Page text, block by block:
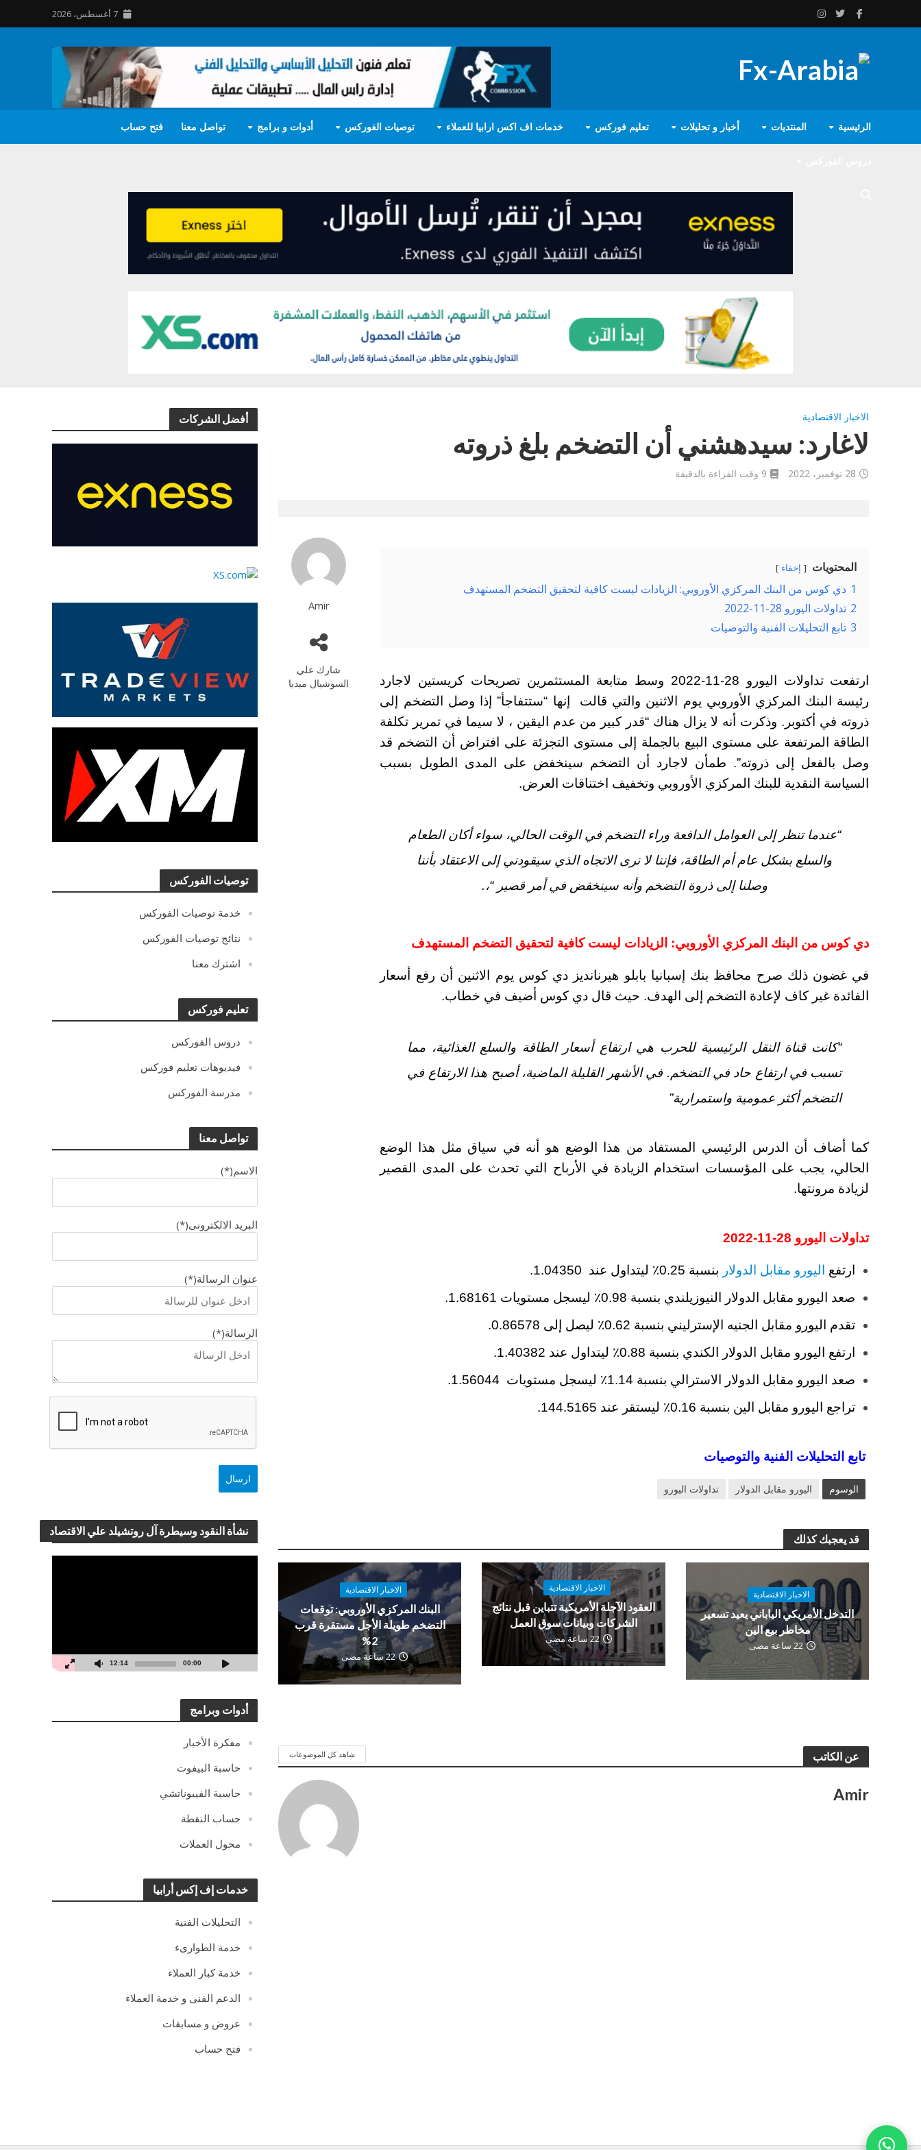
7 أغسطس، 2026
الرئيسية المنتديات أخبار و تحليلات تعليم فوركس خدمات اف اكس ارابيا للعملاء توصيات الفوركس أدوات و برامج تواصل معنا فتح حساب
أفضل الشركات
توصيات الفوركس
خدمة توصيات الفوركس
نتائج توصيات الفوركس
اشترك معنا
تعليم فوركس
دروس الفوركس
فيديوهات تعليم فوركس
مدرسة الفوركس
تواصل معنا
الاسم(*)
البريد الالكترونى(*)
عنوان الرسالة(*)
الرسالة(*)
نشأة النقود وسيطرة آل روتشيلد علي الاقتصاد
00:00
12:14
أدوات وبرامج
مفكرة الأخبار
حاسبة البيفوت
حاسبة الفيبوناتشي
حساب النقطة
محول العملات
خدمات إف إكس أرابيا
التحليلات الفنية
خدمة الطوارىء
خدمة كبار العملاء
الدعم الفنى و خدمة العملاء
عروض و مسابقات
فتح حساب
الاخبار الاقتصادية
لاغارد: سيدهشني أن التضخم بلغ ذروته
28 نوفمبر، 2022 9 وقت القراءة بالدقيقة
Amir
شارك علي
السوشيال ميديا
المحتويات إخفاء
1 دي كوس من البنك المركزي الأوروبي: الزيادات ليست كافية لتحقيق التضخم المستهدف
2 تداولات اليورو 28-11-2022
3 تابع التحليلات الفنية والتوصيات
ارتفعت تداولات اليورو 28-11-2022 وسط متابعة المستثمرين تصريحات كريستين لاجارد
رئيسة البنك المركزي الأوروبي يوم الاثنين والتي قالت إنها “ستتفاجأ” إذا وصل التضخم إلى
ذروته في أكتوبر. وذكرت أنه لا يزال هناك “قدر كبير من عدم اليقين ، لا سيما في تمرير تكلفة
الطاقة المرتفعة على مستوى البيع بالجملة إلى مستوى التجزئة على افتراض أن التضخم قد
وصل بالفعل إلى ذروته”. طمأن لاجارد أن التضخم سينخفض على المدى الطويل بسبب
السياسة النقدية للبنك المركزي الأوروبي وتخفيف اختناقات العرض.
“عندما تنظر إلى العوامل الدافعة وراء التضخم في الوقت الحالي، سواء أكان الطعام
والسلع بشكل عام أم الطاقة، فإننا لا نرى الاتجاه الذي سيقودني إلى الاعتقاد بأننا
وصلنا إلى ذروة التضخم وأنه سينخفض في أمر قصير “،.
دي كوس من البنك المركزي الأوروبي: الزيادات ليست كافية لتحقيق التضخم المستهدف
في غضون ذلك صرح محافظ بنك إسبانيا بابلو هيرنانديز دي كوس يوم الاثنين أن رفع أسعار
الفائدة غير كاف لإعادة التضخم إلى الهدف. حيث قال دي كوس أضيف في خطاب.
“كانت قناة النقل الرئيسية للحرب هي ارتفاع أسعار الطاقة والسلع الغذائية، مما
تسبب في ارتفاع حاد في التضخم. في الأشهر القليلة الماضية، أصبح هذا الارتفاع في
التضخم أكثر عمومية واستمرارية”
كما أضاف أن الدرس الرئيسي المستفاد من هذا الوضع هو أنه في سياق مثل هذا الوضع
الحالي، يجب على المؤسسات استخدام الزيادة في الأرباح التي تحدث على المدى القصير
لزيادة مرونتها.
تداولات اليورو 28-11-2022
ارتفع اليورو مقابل الدولار بنسبة 0.25٪ ليتداول عند 1.04350.
صعد اليورو مقابل الدولار النيوزيلندي بنسبة 0.98٪ ليسجل مستويات 1.68161.
تقدم اليورو مقابل الجنيه الإسترليني بنسبة 0.62٪ ليصل إلى 0.86578.
ارتفع اليورو مقابل الدولار الكندي بنسبة 0.88٪ ليتداول عند 1.40382.
صعد اليورو مقابل الدولار الاسترالي بنسبة 1.14٪ ليسجل مستويات 1.56044.
تراجع اليورو مقابل الين بنسبة 0.16٪ ليستقر عند 144.5165.
تابع التحليلات الفنية والتوصيات
الوسوم اليورو مقابل الدولار تداولات اليورو
قد يعجبك كذلك
الاخبار الاقتصادية
التدخل الأمريكي الياباني يعيد تسعير
مخاطر بيع الين
22 ساعة مضى
الاخبار الاقتصادية
العقود الآجلة الأمريكية تتباين قبل نتائج
الشركات وبيانات سوق العمل
22 ساعة مضى
الاخبار الاقتصادية
البنك المركزي الأوروبي: توقعات
التضخم طويلة الأجل مستقرة قرب
2%
22 ساعة مضى
عن الكاتب شاهد كل الموضوعات
Amir